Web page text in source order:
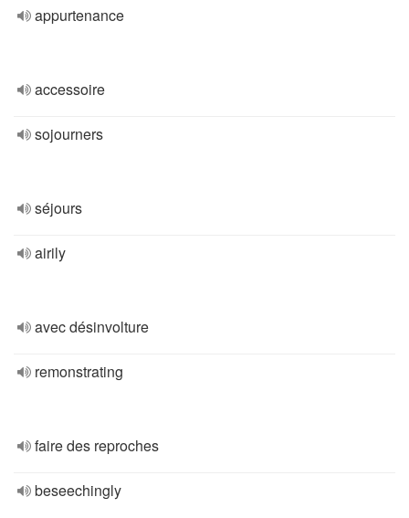
appurtenance
accessoire
sojourners
séjours
airily
avec désinvolture
remonstrating
faire des reproches
beseechingly